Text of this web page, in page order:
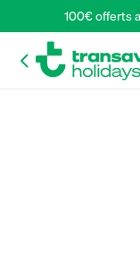
100€ offerts